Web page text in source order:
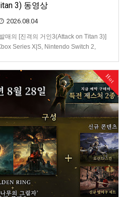
3) 동영상
2026.08.04
매의 [진격의 거인3(Attack on Titan 3)]
Series X|S, Nintendo Switch 2,
Hot